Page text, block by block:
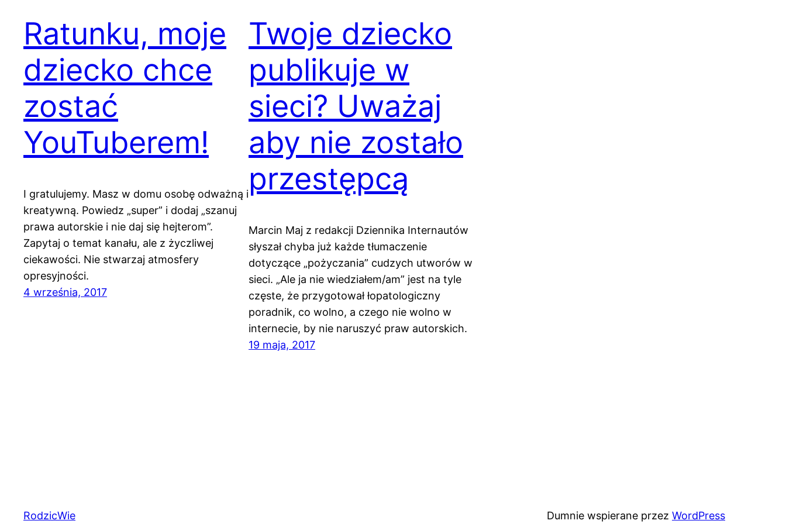
Ratunku, moje
dziecko chce
zostać
YouTuberem!
I gratulujemy. Masz w domu osobę odważną i
kreatywną. Powiedz „super” i dodaj „szanuj
prawa autorskie i nie daj się hejterom”.
Zapytaj o temat kanału, ale z życzliwej
ciekawości. Nie stwarzaj atmosfery
opresyjności.
4 września, 2017
Twoje dziecko
publikuje w
sieci? Uważaj
aby nie zostało
przestępcą
Marcin Maj z redakcji Dziennika Internautów
słyszał chyba już każde tłumaczenie
dotyczące „pożyczania” cudzych utworów w
sieci. „Ale ja nie wiedziałem/am” jest na tyle
częste, że przygotował łopatologiczny
poradnik, co wolno, a czego nie wolno w
internecie, by nie naruszyć praw autorskich.
19 maja, 2017
RodzicWie Dumnie wspierane przez WordPress